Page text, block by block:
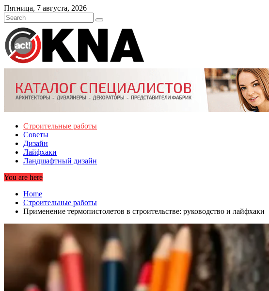
Skip
to
content
Пятница, 7 августа, 2026
Строительные работы
Советы
Дизайн
Лайфхаки
Ландшафтный дизайн
You are here
Home
Строительные работы
Применение термопистолетов в строительстве: руководство и лайфхаки